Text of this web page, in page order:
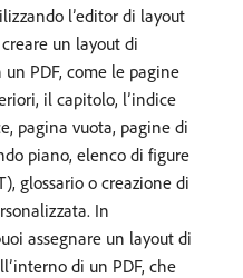
l’editor di layout
un layout di
PDF, come le pagine
il capitolo, l’indice
pagina vuota, pagine di
piano, elenco di figure
glossario o creazione di
In
assegnare un layout di
di un PDF, che